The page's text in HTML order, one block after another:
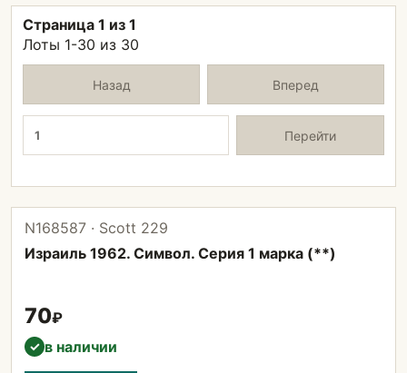
Страница 1 из 1
Лоты 1-30 из 30
Назад Вперед
Перейти
N168587 · Scott 229
Израиль 1962. Символ. Серия 1 марка (**)
70₽
✓ в наличии